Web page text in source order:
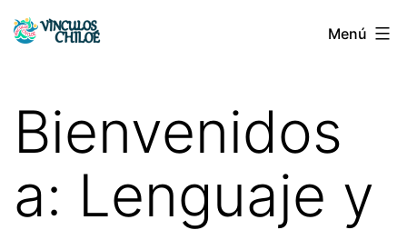
Saltar
Vínculos
Menú
Bienvenidos
a: Lenguaje y